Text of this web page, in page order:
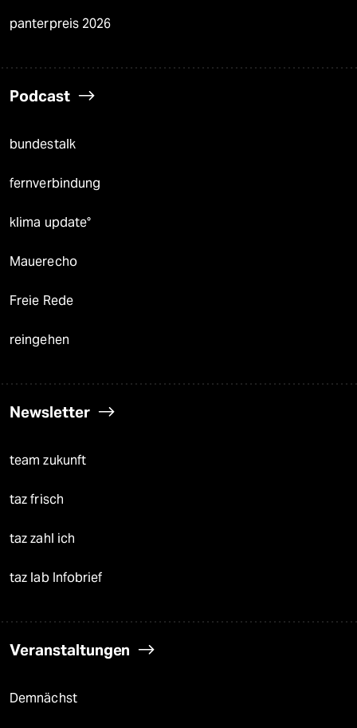
panterpreis 2026
Podcast
bundestalk
fernverbindung
klima update°
Mauerecho
Freie Rede
reingehen
Newsletter
team zukunft
taz frisch
taz zahl ich
taz lab Infobrief
Veranstaltungen
Demnächst